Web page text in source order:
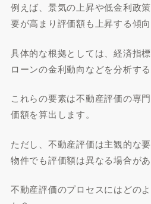
例えば、景気の上昇や低金利政
要が高まり評価額も上昇する傾向
具体的な根拠としては、経済指
ローンの金利動向などを分析す
これらの要素は不動産評価の専
価額を算出します。
ただし、不動産評価は主観的な
物件でも評価額は異なる場合があ
不動産評価のプロセスにはどの